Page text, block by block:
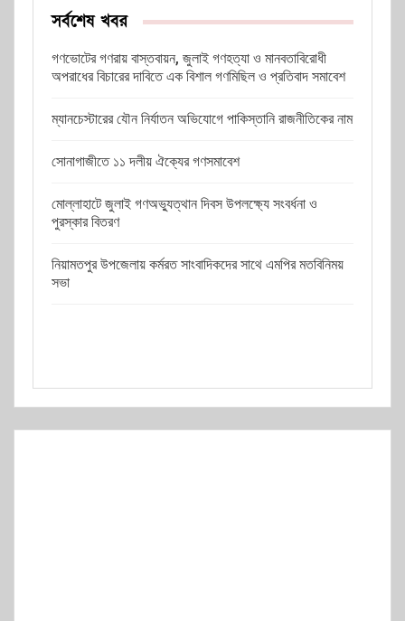
সর্বশেষ খবর
গণভোটের গণরায় বাস্তবায়ন, জুলাই গণহত্যা ও মানবতাবিরোধী
অপরাধের বিচারের দাবিতে এক বিশাল গণমিছিল ও প্রতিবাদ সমাবেশ
ম্যানচেস্টারের যৌন নির্যাতন অভিযোগে পাকিস্তানি রাজনীতিকের নাম
সোনাগাজীতে ১১ দলীয় ঐক্যের গণসমাবেশ
মোল্লাহাটে জুলাই গণঅভ্যুত্থান দিবস উপলক্ষ্যে সংবর্ধনা ও
পুরস্কার বিতরণ
নিয়ামতপুর উপজেলায় কর্মরত সাংবাদিকদের সাথে এমপির মতবিনিময়
সভা